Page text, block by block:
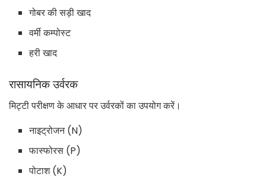
गोबर की सड़ी खाद
वर्मी कम्पोस्ट
हरी खाद
रासायनिक उर्वरक
मिट्टी परीक्षण के आधार पर उर्वरकों का उपयोग करें।
नाइट्रोजन (N)
फास्फोरस (P)
पोटाश (K)